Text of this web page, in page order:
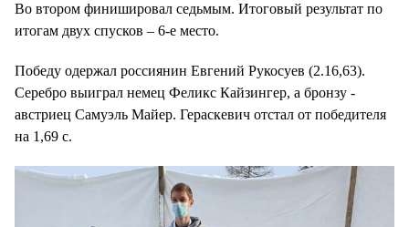
Во втором финишировал седьмым. Итоговый результат по
итогам двух спусков – 6-е место.
Победу одержал россиянин Евгений Рукосуев (2.16,63).
Серебро выиграл немец Феликс Кайзингер, а бронзу -
австриец Самуэль Майер. Гераскевич отстал от победителя
на 1,69 с.